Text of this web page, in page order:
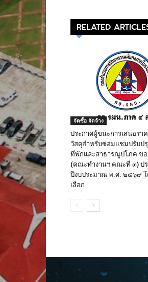
RELATED
จัดซื้อ จัดจ้าง
ประกาศผู้ขนะการเสนอรา
วัสดุสำหรับซ่อมแชมปรับป
ที่พักและสาธารณูปโภค ขอ
(คณะทำงานฯ คณะที่ ๓) ปร
ปีงบประมาณ พ.ศ. ๒๕๖๙
เลือก